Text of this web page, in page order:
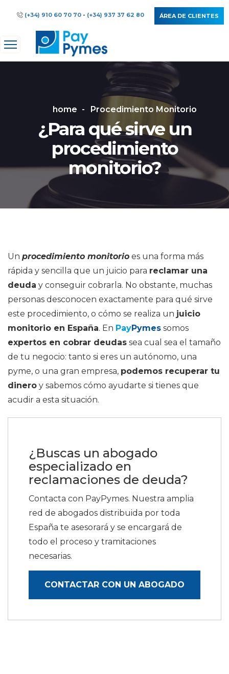
ÁREA DE CLIENTES
(+34) 910 60 70 70 - (+34) 937 37 62 80
home Procedimiento Monitorio
¿Para qué sirve un
procedimiento
monitorio?
Un procedimiento monitorio es una forma más
rápida y sencilla que un juicio para reclamar una
deuda y conseguir cobrarla. No obstante, muchas
personas desconocen exactamente para qué sirve
este procedimiento, o cómo se realiza un juicio
monitorio en España. En PayPymes somos
expertos en cobrar deudas sea cual sea el tamaño
de tu negocio: tanto si eres un autónomo, una
pyme, o una gran empresa, podemos recuperar tu
dinero y sabemos cómo ayudarte si tienes que
acudir a esta situación.
¿Buscas un abogado
especializado en
reclamaciones de deuda?
Contacta con PayPymes. Nuestra amplia
red de abogados distribuida por toda
España te asesorará y se encargará de
todo el proceso y tramitaciones
necesarias.
CONTACTAR CON UN ABOGADO